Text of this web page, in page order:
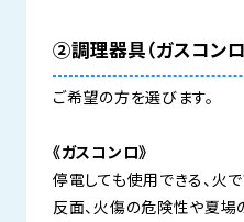
②調理器具（ガスコンロ
ご希望の方を選びます。
《ガスコンロ》
停電しても使用できる、火
反面、火傷の危険性や夏場